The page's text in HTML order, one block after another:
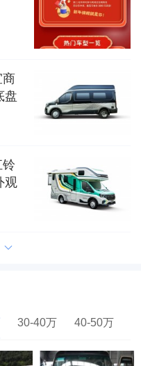
商
盘
观
30-40万 40-50万